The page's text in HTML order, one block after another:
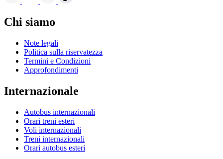
Chi siamo
Note legali
Politica sulla riservatezza
Termini e Condizioni
Approfondimenti
Internazionale
Autobus internazionali
Orari treni esteri
Voli internazionali
Treni internazionali
Orari autobus esteri